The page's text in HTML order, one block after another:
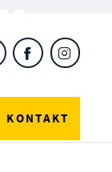
KONTAKT